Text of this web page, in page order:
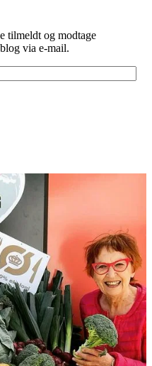
tilmeldt og modtage
via e-mail.